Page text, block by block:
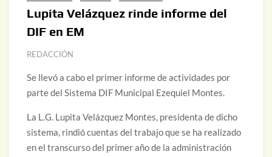
Lupita Velázquez rinde informe del
DIF en EM
REDACCIÓN
Se llevó a cabo el primer informe de actividades por
parte del Sistema DIF Municipal Ezequiel Montes.
La L.G. Lupita Velázquez Montes, presidenta de dicho
sistema, rindió cuentas del trabajo que se ha realizado
en el transcurso del primer año de la administración